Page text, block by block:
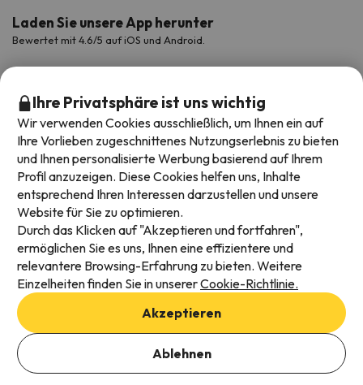
Daten hinzufügen, um Verfügbarkeit zu prüfen
Buchungsdaten auswählen
Laden Sie unsere App herunter
Bewertet mit 4.6/5 auf iOS und Android.
Verfügbare Zahlungsarten
Impressum und AGBs
Datenschutz
Cookies Richtlinien
Ihre Privatsphäre ist uns wichtig
Wir verwenden Cookies ausschließlich, um Ihnen ein auf
Ihre Vorlieben zugeschnittenes Nutzungserlebnis zu bieten
und Ihnen personalisierte Werbung basierend auf Ihrem
Profil anzuzeigen. Diese Cookies helfen uns, Inhalte
entsprechend Ihren Interessen darzustellen und unsere
Website für Sie zu optimieren.
Durch das Klicken auf "Akzeptieren und fortfahren",
ermöglichen Sie es uns, Ihnen eine effizientere und
relevantere Browsing-Erfahrung zu bieten. Weitere
Einzelheiten finden Sie in unsererCookie-Richtlinie.
Akzeptieren
Ablehnen